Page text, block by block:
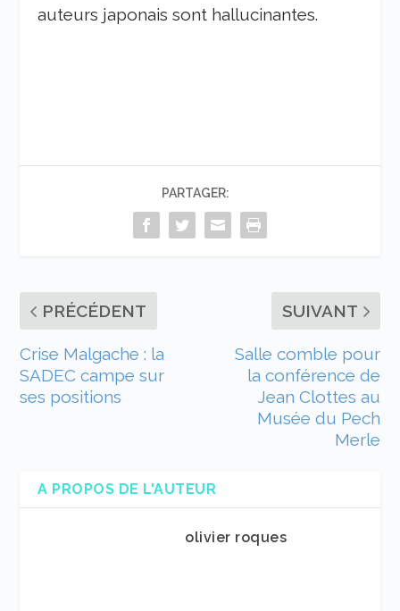
auteurs japonais sont hallucinantes.
PARTAGER:
PRÉCÉDENT
Crise Malgache : la
SADEC campe sur
ses positions
SUIVANT
Salle comble pour
la conférence de
Jean Clottes au
Musée du Pech
Merle
A PROPOS DE L'AUTEUR
olivier roques